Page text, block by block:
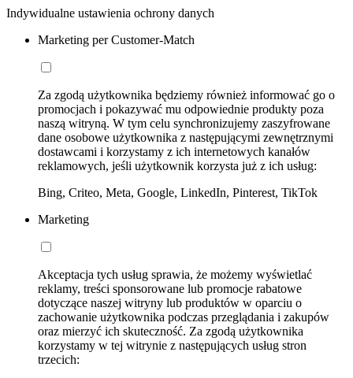
Indywidualne ustawienia ochrony danych
Marketing per Customer-Match
Za zgodą użytkownika będziemy również informować go o
promocjach i pokazywać mu odpowiednie produkty poza
naszą witryną. W tym celu synchronizujemy zaszyfrowane
dane osobowe użytkownika z następującymi zewnętrznymi
dostawcami i korzystamy z ich internetowych kanałów
reklamowych, jeśli użytkownik korzysta już z ich usług:
Bing, Criteo, Meta, Google, LinkedIn, Pinterest, TikTok
Marketing
Akceptacja tych usług sprawia, że możemy wyświetlać
reklamy, treści sponsorowane lub promocje rabatowe
dotyczące naszej witryny lub produktów w oparciu o
zachowanie użytkownika podczas przeglądania i zakupów
oraz mierzyć ich skuteczność. Za zgodą użytkownika
korzystamy w tej witrynie z następujących usług stron
trzecich: